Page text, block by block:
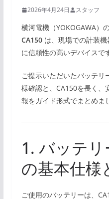
2026年4月24日 スタッフ
横河電機（YOKOGAWA）
CA150は、現場での計装機
に信頼性の高いデバイスで
ご提示いただいたバッテリ
様確認と、CA150を長く、
報をガイド形式でまとめま
1. バッテリ
の基本仕様
ご使用のバッテリーは、